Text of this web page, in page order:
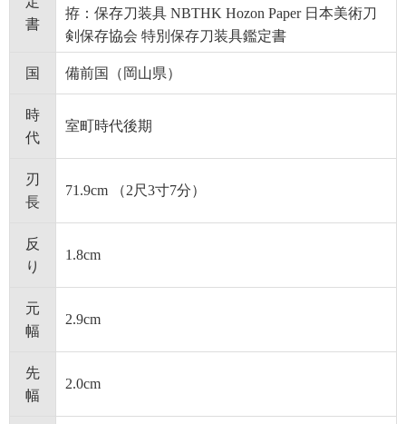
書
拵：保存刀装具 NBTHK Hozon Paper 日本美術刀
剣保存協会 特別保存刀装具鑑定書
国 備前国（岡山県）
時
代
室町時代後期
刃
長
71.9cm （2尺3寸7分）
反
り
1.8cm
元
幅
2.9cm
先
幅
2.0cm